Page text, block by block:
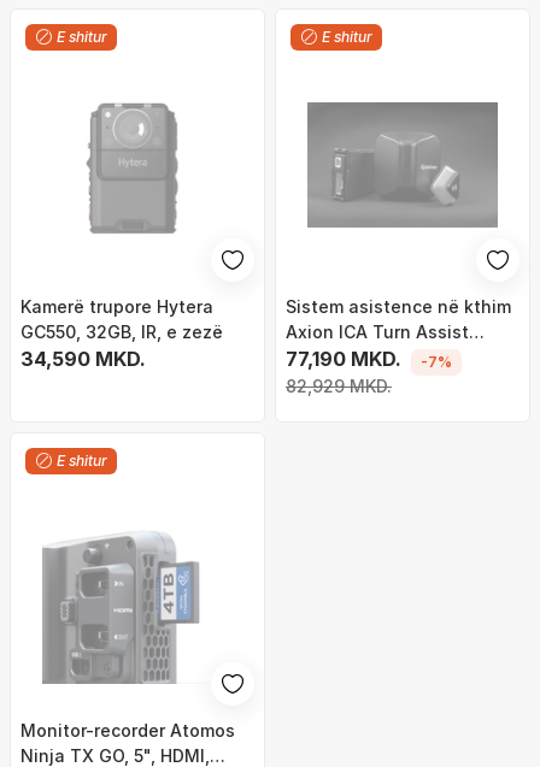
E shitur
Kamerë trupore Hytera
GC550, 32GB, IR, e zezë
34,590 MKD.
E shitur
Sistem asistence në kthim
Axion ICA Turn Assist
XR45, radar 77GHz, për
automjete
77,190 MKD.
82,929 MKD.
-7%
E shitur
Monitor-recorder Atomos
Ninja TX GO, 5", HDMI,